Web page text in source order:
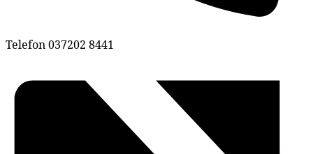
Telefon037202 8441